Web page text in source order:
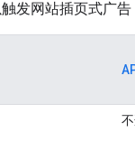
发网站插页式广告